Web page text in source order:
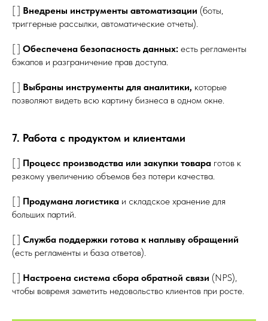
[ ] Внедрены инструменты автоматизации (боты,
триггерные рассылки, автоматические отчеты).
[ ] Обеспечена безопасность данных: есть регламенты
бэкапов и разграничение прав доступа.
[ ] Выбраны инструменты для аналитики, которые
позволяют видеть всю картину бизнеса в одном окне.
7. Работа с продуктом и клиентами
[ ] Процесс производства или закупки товара готов к
резкому увеличению объемов без потери качества.
[ ] Продумана логистика и складское хранение для
больших партий.
[ ] Служба поддержки готова к наплыву обращений
(есть регламенты и база ответов).
[ ] Настроена система сбора обратной связи (NPS),
чтобы вовремя заметить недовольство клиентов при росте.